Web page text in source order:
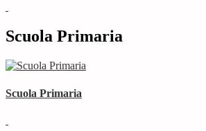
Scuola Primaria
Scuola Primaria